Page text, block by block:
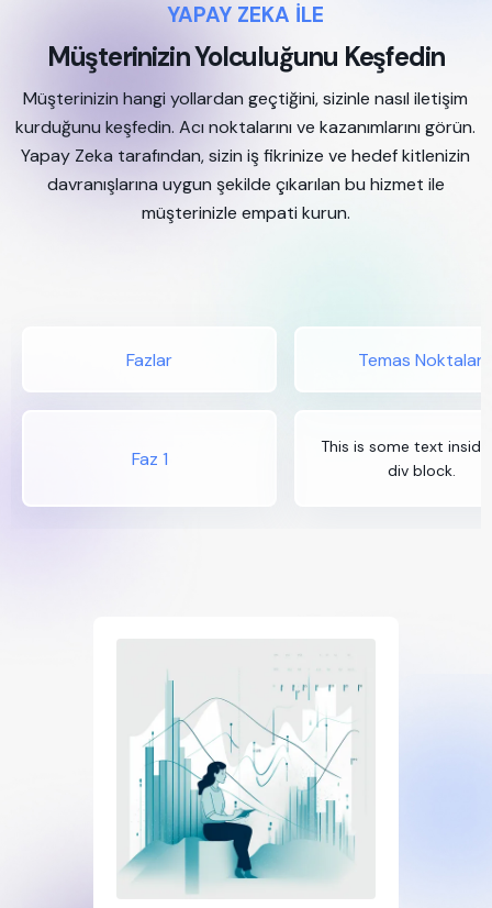
YAPAY ZEKA İLE
Müşterinizin Yolculuğunu Keşfedin
Müşterinizin hangi yollardan geçtiğini, sizinle nasıl iletişim
kurduğunu keşfedin. Acı noktalarını ve kazanımlarını görün.
Yapay Zeka tarafından, sizin iş fikrinize ve hedef kitlenizin
davranışlarına uygun şekilde çıkarılan bu hizmet ile
müşterinizle empati kurun.
Fazlar Temas Noktaları
Faz 1
This is some text
div block.